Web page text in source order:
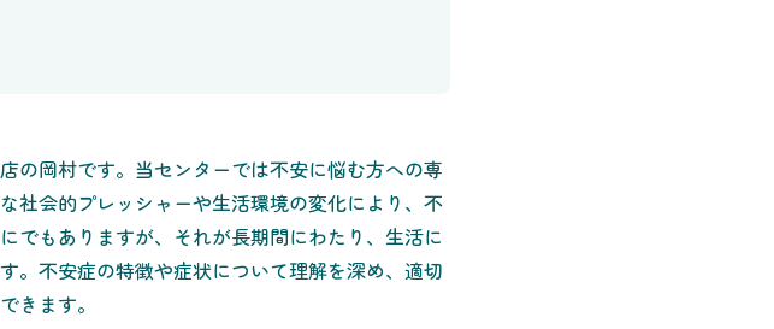
の岡村です。当センターでは不安に悩む方への専
社会的プレッシャーや生活環境の変化により、不
でもありますが、それが長期間にわたり、生活に
。不安症の特徴や症状について理解を深め、適切
きます。